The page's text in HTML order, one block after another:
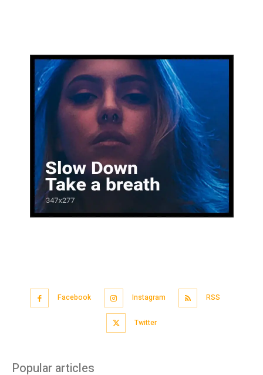
Facebook Instagram RSS
Twitter
Popular articles